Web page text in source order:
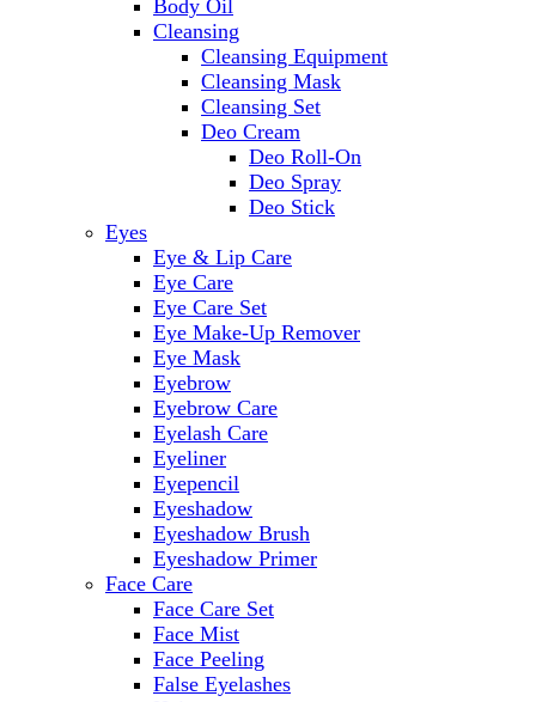
Body Oil
Cleansing
Cleansing Equipment
Cleansing Mask
Cleansing Set
Deo Cream
Deo Roll-On
Deo Spray
Deo Stick
Eyes
Eye & Lip Care
Eye Care
Eye Care Set
Eye Make-Up Remover
Eye Mask
Eyebrow
Eyebrow Care
Eyelash Care
Eyeliner
Eyepencil
Eyeshadow
Eyeshadow Brush
Eyeshadow Primer
Face Care
Face Care Set
Face Mist
Face Peeling
False Eyelashes